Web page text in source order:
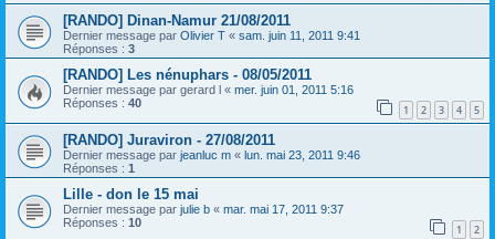
[RANDO] Dinan-Namur 21/08/2011
Dernier message par Olivier T « sam. juin 11, 2011 9:41
Réponses : 3
[RANDO] Les nénuphars - 08/05/2011
Dernier message par gerard l « mer. juin 01, 2011 5:16
Réponses : 40 1 2 3 4 5
[RANDO] Juraviron - 27/08/2011
Dernier message par jeanluc m « lun. mai 23, 2011 9:46
Réponses : 1
Lille - don le 15 mai
Dernier message par julie b « mar. mai 17, 2011 9:37
Réponses : 10 1 2